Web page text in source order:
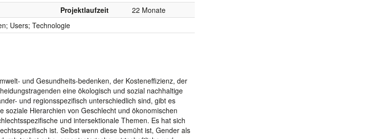
Projektlaufzeit
22 Monate
Users; Technologie
und Gesundheits-bedenken, der Kosteneffizienz, der
eine ökologisch und sozial nachhaltige
und regionsspezifisch unterschiedlich sind, gibt es
Hierarchien von Geschlecht und ökonomischen
und intersektionale Themen. Es hat sich
ist. Selbst wenn diese bemüht ist, Gender als